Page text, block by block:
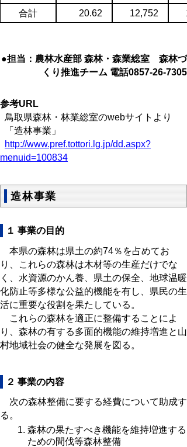
合計 20.62 12,752
●担当：農林水産部 森林・森業総室 森林づ
くり推進チーム 電話0857-26-7305
参考URL
鳥取県森林・林業総室のwebサイトより
「造林事業」
http://www.pref.tottori.lg.jp/dd.aspx?
menuid=100834
造林事業
１ 事業の目的
本県の森林は県土の約74％を占めてお
り、これらの森林は木材等の生産だけでな
く、水資源のかん養、県土の保全、地球温暖
化防止等多様な公益的機能を有し、県民の生
活に重要な役割を果たしている。
これらの森林を適正に整備することによ
り、森林の有する多面的機能の維持増進と山
村地域社会の健全な発展を図る。
２ 事業の内容
次の森林整備に要する経費について助成す
る。
森林の果たすべき機能を維持増進する
ための間伐等森林整備